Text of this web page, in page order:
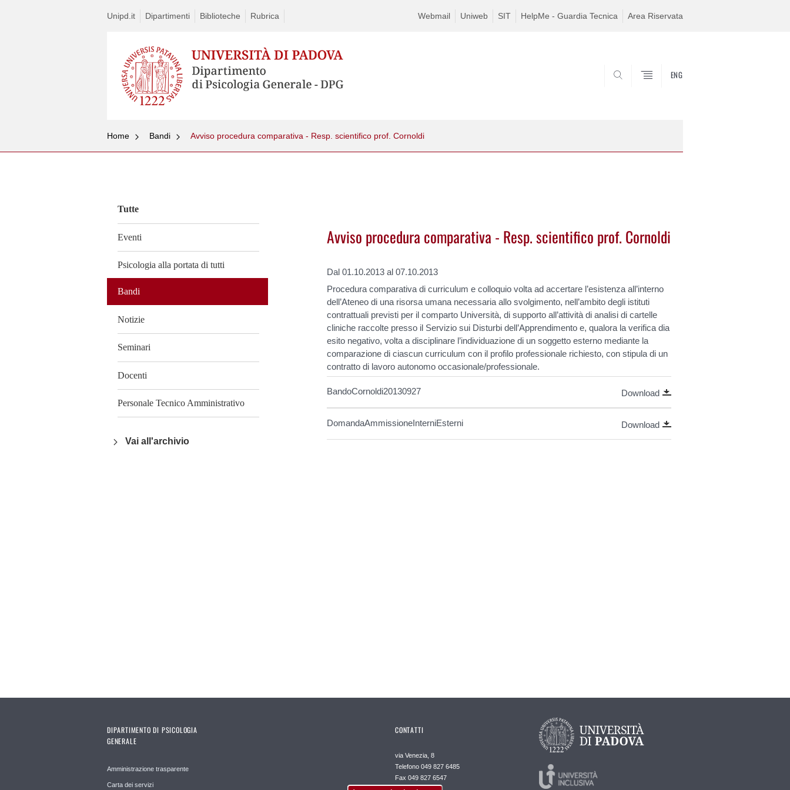
Unipd.it Dipartimenti Biblioteche Rubrica Webmail Uniweb SIT HelpMe - Guardia Tecnica Area Riservata
ENG
Home Bandi Avviso procedura comparativa - Resp. scientifico prof. Cornoldi
Tutte
Eventi
Psicologia alla portata di tutti
Bandi
Notizie
Seminari
Docenti
Personale Tecnico Amministrativo
Vai all'archivio
Avviso procedura comparativa - Resp. scientifico prof. Cornoldi
Dal 01.10.2013 al 07.10.2013
Procedura comparativa di curriculum e colloquio volta ad accertare l’esistenza all’interno
dell’Ateneo di una risorsa umana necessaria allo svolgimento, nell’ambito degli istituti
contrattuali previsti per il comparto Università, di supporto all’attività di analisi di cartelle
cliniche raccolte presso il Servizio sui Disturbi dell’Apprendimento e, qualora la verifica dia
esito negativo, volta a disciplinare l’individuazione di un soggetto esterno mediante la
comparazione di ciascun curriculum con il profilo professionale richiesto, con stipula di un
contratto di lavoro autonomo occasionale/professionale.
BandoCornoldi20130927 Download
DomandaAmmissioneInterniEsterni Download
DIPARTIMENTO DI PSICOLOGIA
GENERALE
Amministrazione trasparente
Carta dei servizi
CONTATTI
via Venezia, 8
Telefono 049 827 6485
Fax 049 827 6547